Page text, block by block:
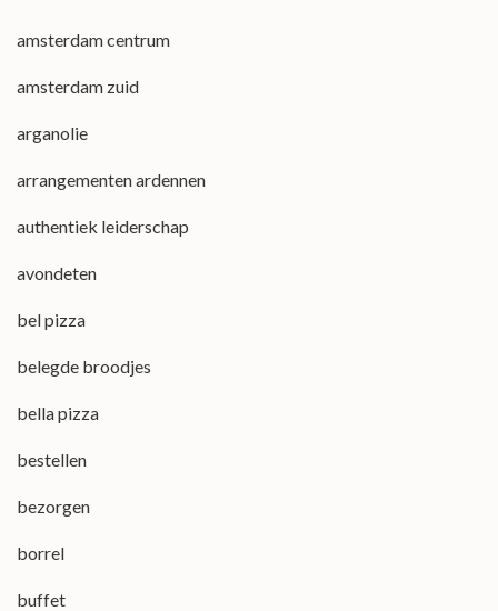
amsterdam centrum
amsterdam zuid
arganolie
arrangementen ardennen
authentiek leiderschap
avondeten
bel pizza
belegde broodjes
bella pizza
bestellen
bezorgen
borrel
buffet